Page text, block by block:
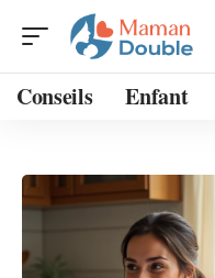
Conseils Enfant